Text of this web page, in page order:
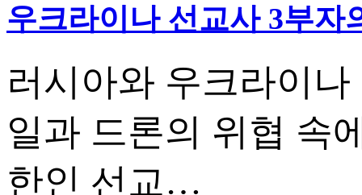
우크라이나 선교사 3부
러시아와 우크라이
일과 드론의 위협 속
한인 선교…